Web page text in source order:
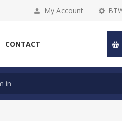
My Account
CONTACT